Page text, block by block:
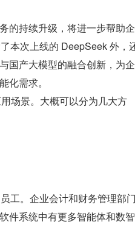
的持续升级，将进一步帮助企
本次上线的 DeepSeek 外，
国产大模型的融合创新，为企
化需求。
场景。大概可以分为几大方
工。企业会计和财务管理部
件系统中有更多智能体和数智